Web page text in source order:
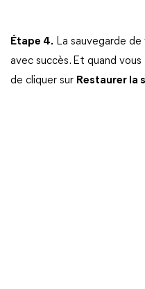
Étape 4. La sauvegarde
avec succès. Et quand
de cliquer sur Restaurer la